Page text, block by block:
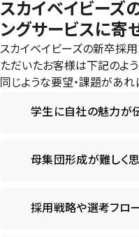
スカイベイビーズ
ングサービスに寄
スカイベイビーズの新卒採
ただいたお客様は下記のよ
同じような要望・課題があれ
学生に自社の魅力が
母集団形成が難しく
採用戦略や選考フロ